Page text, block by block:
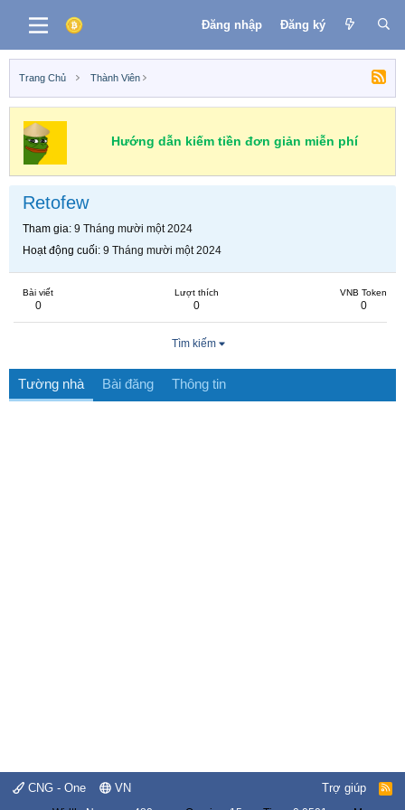
Đăng nhập Đăng ký
Trang Chủ Thành Viên
Hướng dẫn kiếm tiền đơn giản miễn phí
Retofew
Tham gia 9 Tháng mười một 2024
Hoạt động cuối 9 Tháng mười một 2024
Bài viết
0
Lượt thích
0
VNB Token
0
Tìm kiếm
Tường nhà Bài đăng Thông tin
CNG - One VN Trợ giúp
R